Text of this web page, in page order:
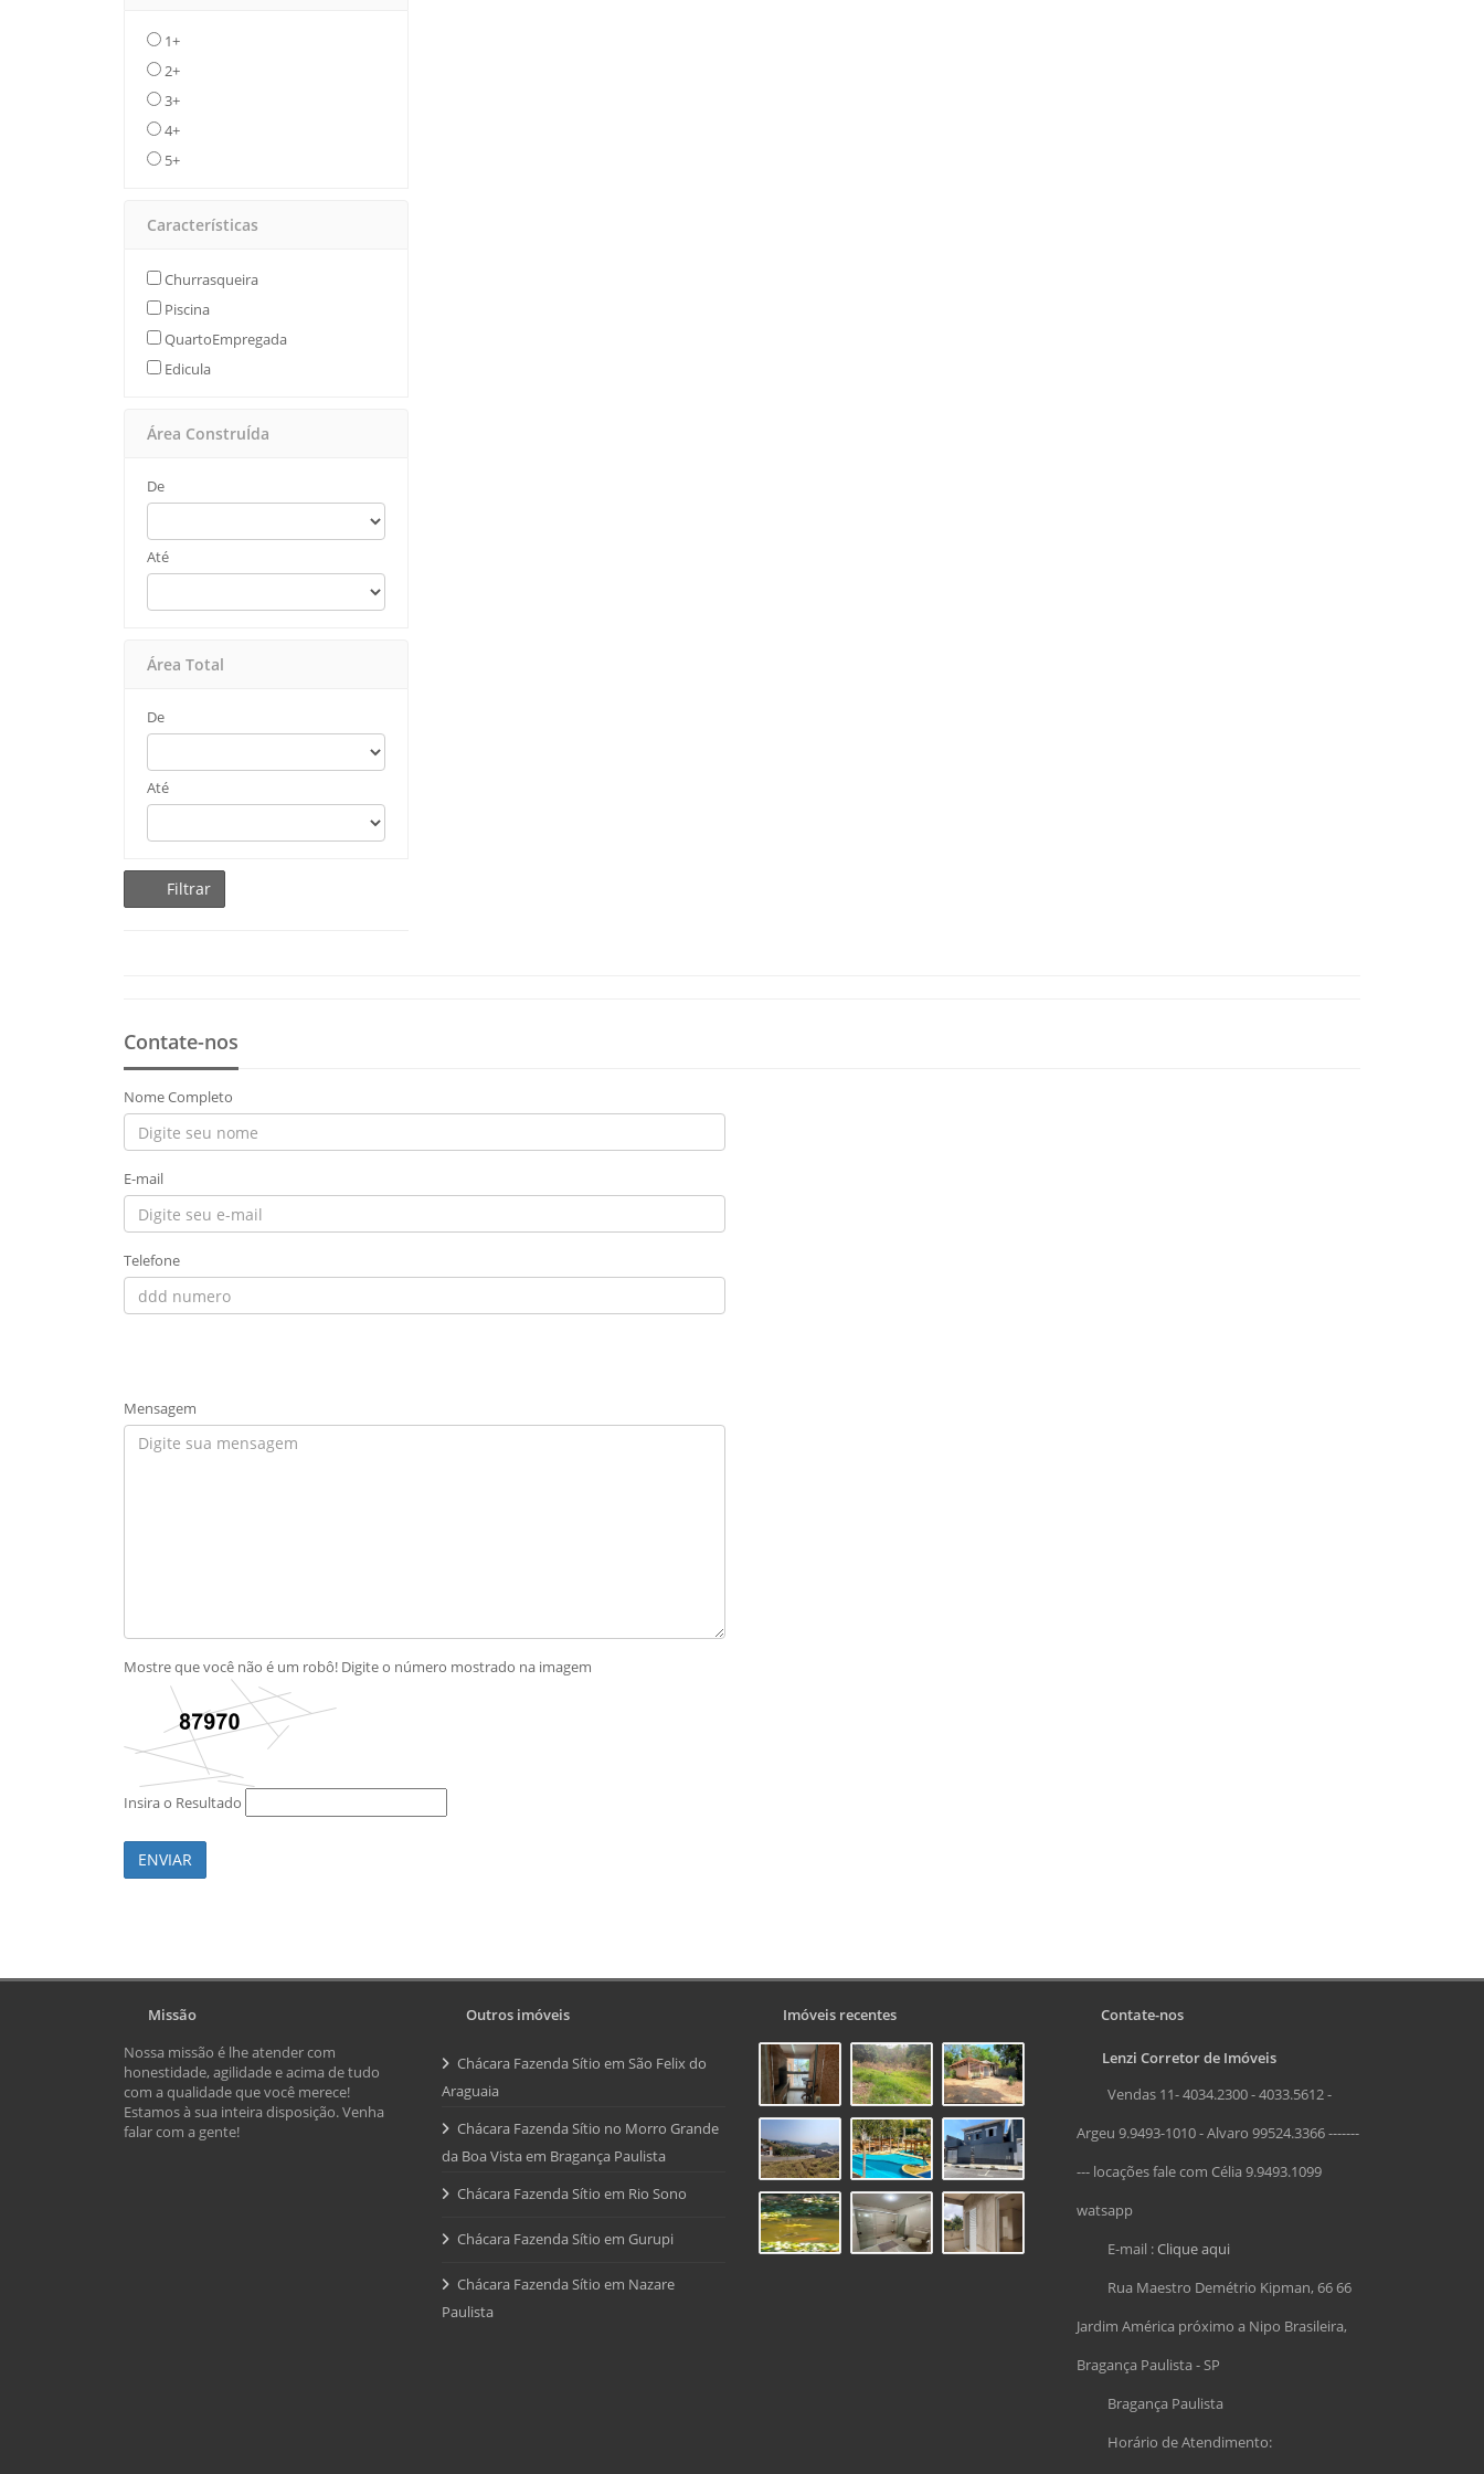
1+
2+
3+
4+
5+
Características
Churrasqueira
Piscina
QuartoEmpregada
Edicula
Área ConstruÍda
De
Até
Área Total
De
Até
Filtrar
Contate-nos
Nome Completo
E-mail
Telefone
Mensagem
Mostre que você não é um robô! Digite o número mostrado na imagem
Insira o Resultado
ENVIAR
Missão
Nossa missão é lhe atender com
honestidade, agilidade e acima de tudo
com a qualidade que você merece!
Estamos à sua inteira disposição. Venha
falar com a gente!
Outros imóveis
Chácara Fazenda Sítio em São Felix do
Araguaia
Chácara Fazenda Sítio no Morro Grande
da Boa Vista em Bragança Paulista
Chácara Fazenda Sítio em Rio Sono
Chácara Fazenda Sítio em Gurupi
Chácara Fazenda Sítio em Nazare
Paulista
Imóveis recentes Contate-nos
Lenzi Corretor de Imóveis
Vendas 11- 4034.2300 - 4033.5612 -
Argeu 9.9493-1010 - Alvaro 99524.3366 -------
--- locações fale com Célia 9.9493.1099
watsapp
E-mail :Clique aqui
Rua Maestro Demétrio Kipman, 66 66
Jardim América próximo a Nipo Brasileira,
Bragança Paulista - SP
Bragança Paulista
Horário de Atendimento: